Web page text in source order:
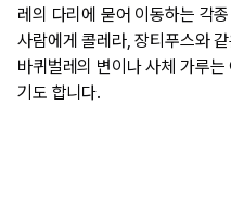
레의 다리에 묻어 이동하는 각
사람에게 콜레라, 장티푸스와
바퀴벌레의 변이나 사체 가루
기도 합니다.